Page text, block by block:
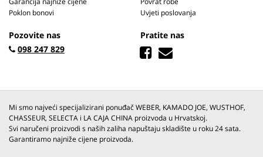
Poklon bonovi
Uvjeti poslovanja
Pozovite nas
098 247 829
Pratite nas
Mi smo najveći specijalizirani ponuđač WEBER, KAMADO JOE, WUSTHOF,
CHASSEUR, SELECTA i LA CAJA CHINA proizvoda u Hrvatskoj.
Svi naručeni proizvodi s naših zaliha napuštaju skladište u roku 24 sata.
Garantiramo najniže cijene proizvoda.